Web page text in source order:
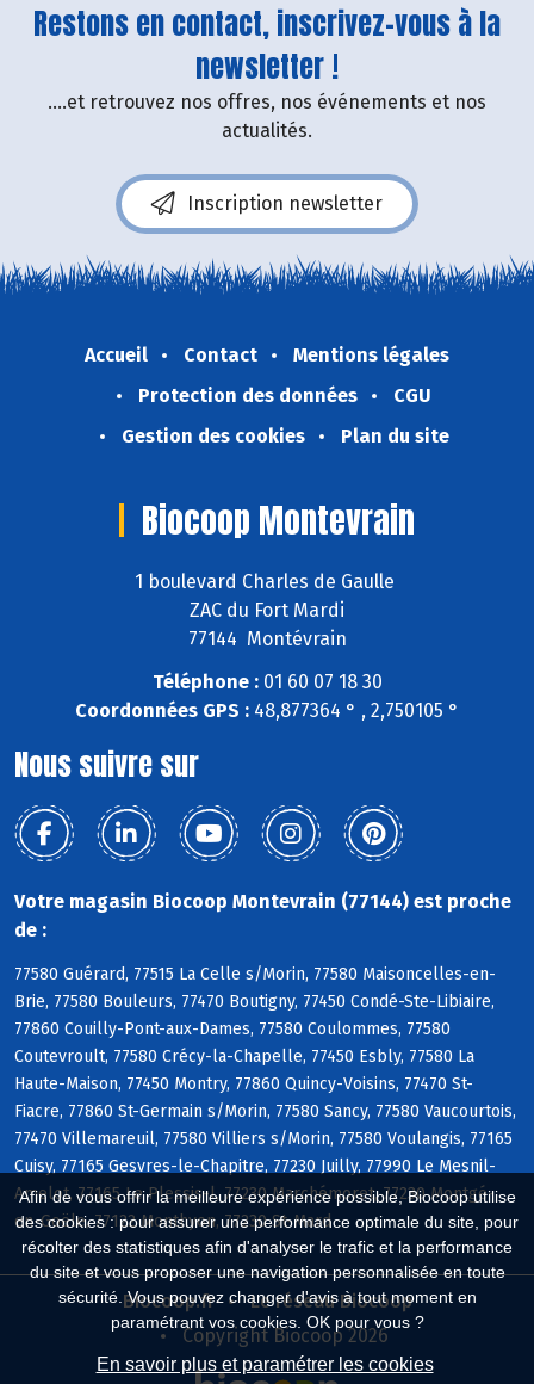
Afin de vous offrir la meilleure expérience possible, Biocoop utilise
des cookies : pour assurer une performance optimale du site, pour
récolter des statistiques afin d'analyser le trafic et la performance
du site et vous proposer une navigation personnalisée en toute
sécurité. Vous pouvez changer d'avis à tout moment en
paramétrant vos cookies. OK pour vous ?
En savoir plus et paramétrer les cookies
Restons en contact, inscrivez-vous à la
newsletter !
....et retrouvez nos offres, nos événements et nos
actualités.
Inscription newsletter
Accueil Contact
Mentions légales
Protection des données
CGU
Gestion des cookies
Plan du site
Biocoop Montevrain
1 boulevard Charles de Gaulle
ZAC du Fort Mardi
77144 Montévrain
Téléphone :01 60 07 18 30
Coordonnées GPS : 48,877364 ° , 2,750105 °
Nous suivre sur
Votre magasin Biocoop Montevrain (77144) est proche
de :
77580 Guérard, 77515 La Celle s/Morin, 77580 Maisoncelles-en-
Brie, 77580 Bouleurs, 77470 Boutigny, 77450 Condé-Ste-Libiaire,
77860 Couilly-Pont-aux-Dames, 77580 Coulommes, 77580
Coutevroult, 77580 Crécy-la-Chapelle, 77450 Esbly, 77580 La
Haute-Maison, 77450 Montry, 77860 Quincy-Voisins, 77470 St-
Fiacre, 77860 St-Germain s/Morin, 77580 Sancy, 77580 Vaucourtois,
77470 Villemareuil, 77580 Villiers s/Morin, 77580 Voulangis, 77165
Cuisy, 77165 Gesvres-le-Chapitre, 77230 Juilly, 77990 Le Mesnil-
Amelot, 77165 Le Plessis-l, 77230 Marchémoret, 77230 Montgé-
en-Goële, 77122 Monthyon, 77230 St-Mard
Biocoop.fr
Le réseau Biocoop
Copyright Biocoop 2026